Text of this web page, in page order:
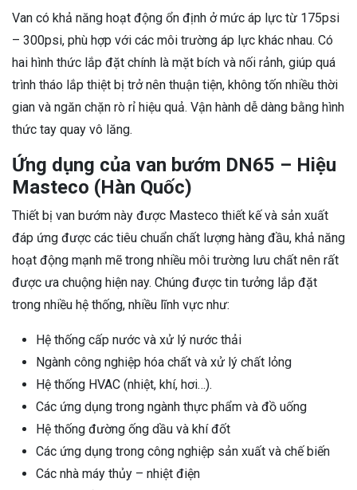
Van có khả năng hoạt động ổn định ở mức áp lực từ 175psi
– 300psi, phù hợp với các môi trường áp lực khác nhau. Có
hai hình thức lắp đặt chính là mặt bích và nối rảnh, giúp quá
trình tháo lắp thiệt bị trở nên thuận tiện, không tốn nhiều thời
gian và ngăn chặn rò rỉ hiệu quả. Vận hành dễ dàng bằng hình
thức tay quay vô lăng.
Ứng dụng của van bướm DN65 – Hiệu
Masteco (Hàn Quốc)
Thiết bị van bướm này được Masteco thiết kế và sản xuất
đáp ứng được các tiêu chuẩn chất lượng hàng đầu, khả năng
hoạt động mạnh mẽ trong nhiều môi trường lưu chất nên rất
được ưa chuộng hiện nay. Chúng được tin tưởng lắp đặt
trong nhiều hệ thống, nhiều lĩnh vực như:
Hệ thống cấp nước và xử lý nước thải
Ngành công nghiệp hóa chất và xử lý chất lỏng
Hệ thống HVAC (nhiệt, khí, hơi…).
Các ứng dụng trong ngành thực phẩm và đồ uống
Hệ thống đường ống dầu và khí đốt
Các ứng dụng trong công nghiệp sản xuất và chế biến
Các nhà máy thủy – nhiệt điện